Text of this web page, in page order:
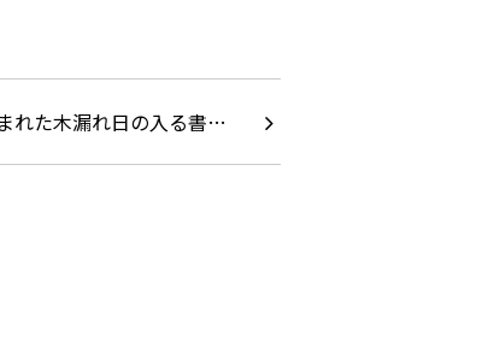
れた木漏れ日の入る書…